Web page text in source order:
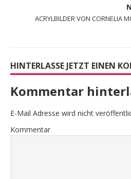
ACRYLBILDER VON CORNELIA
HINTERLASSE JETZT EINEN
Kommentar
E-Mail Adresse wird nicht
Kommentar